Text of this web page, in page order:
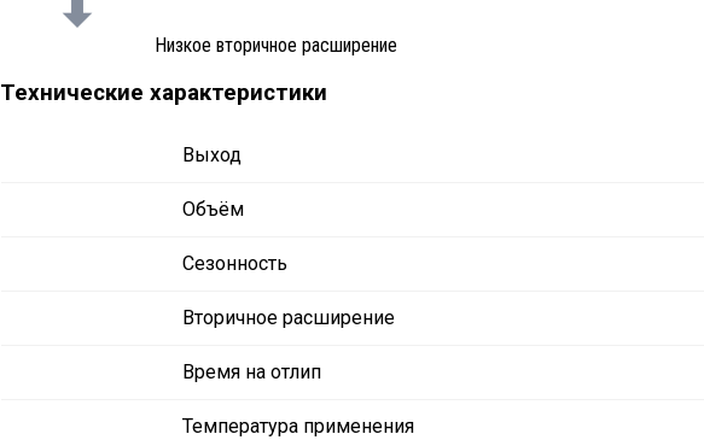
Низкое вторичное расширение
Технические характеристики
Выход
Объём
Сезонность
Вторичное расширение
Время на отлип
Температура применения